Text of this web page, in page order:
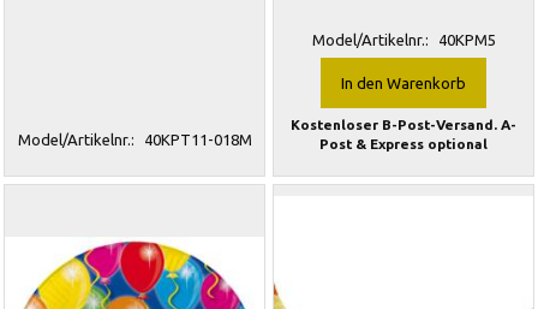
Model/Artikelnr.: 40KPT11-018M
Model/Artikelnr.: 40KPM5
In den Warenkorb
Kostenloser B-Post-Versand. A-
Post & Express optional